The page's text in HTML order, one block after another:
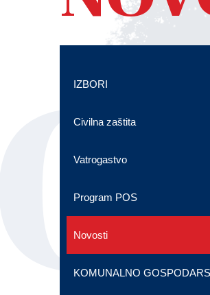
IZBORI
Civilna zaštita
Vatrogastvo
Program POS
Novosti
KOMUNALNO